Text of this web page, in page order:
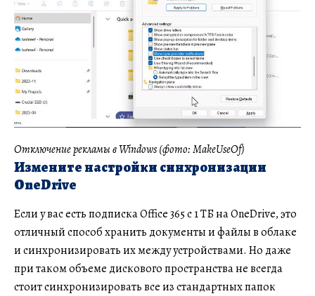
Отключение рекламы в Windows (фото: MakeUseOf)
Измените настройки синхронизации
OneDrive
Если у вас есть подписка Office 365 с 1 ТБ на OneDrive, это
отличный способ хранить документы и файлы в облаке
и синхронизировать их между устройствами. Но даже
при таком объеме дискового пространства не всегда
стоит синхронизировать все из стандартных папок